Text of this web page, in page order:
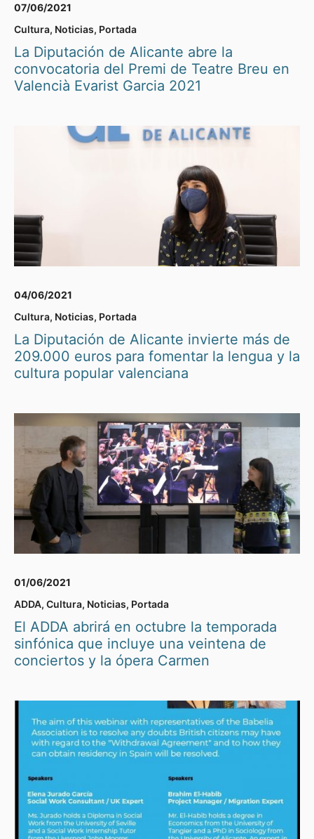
07/06/2021
Cultura, Noticias, Portada
La Diputación de Alicante abre la
convocatoria del Premi de Teatre Breu en
Valencià Evarist Garcia 2021
04/06/2021
Cultura, Noticias, Portada
La Diputación de Alicante invierte más de
209.000 euros para fomentar la lengua y la
cultura popular valenciana
01/06/2021
ADDA, Cultura, Noticias, Portada
El ADDA abrirá en octubre la temporada
sinfónica que incluye una veintena de
conciertos y la ópera Carmen